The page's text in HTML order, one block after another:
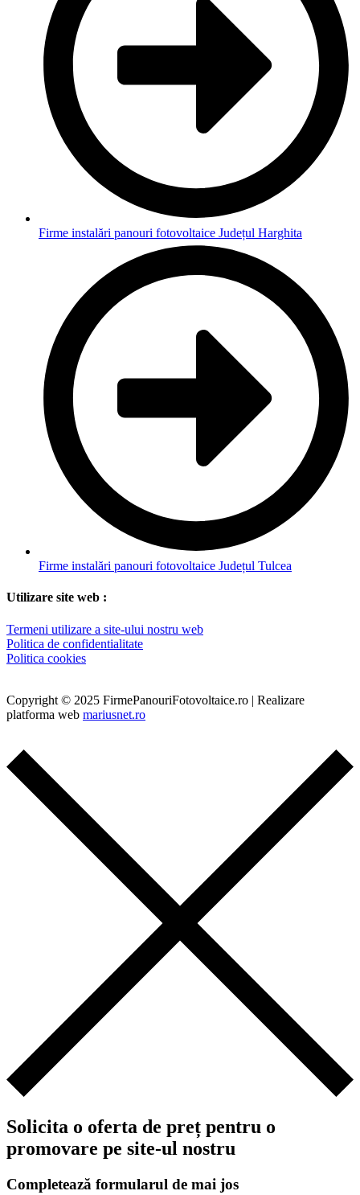
Firme instalări panouri fotovoltaice Județul Harghita
Firme instalări panouri fotovoltaice Județul Tulcea
Utilizare site web :
Termeni utilizare a site-ului nostru web
Politica de confidentialitate
Politica cookies
Copyright © 2025 FirmePanouriFotovoltaice.ro | Realizare
platforma web mariusnet.ro
Solicita o oferta de preț pentru o
promovare pe site-ul nostru
Completează formularul de mai jos